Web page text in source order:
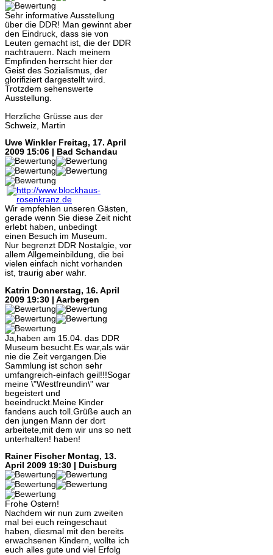
Sehr informative Ausstellung
über die DDR! Man gewinnt aber
den Eindruck, dass sie von
Leuten gemacht ist, die der DDR
nachtrauern. Nach meinem
Empfinden herrscht hier der
Geist des Sozialismus, der
glorifiziert dargestellt wird.
Trotzdem sehenswerte
Ausstellung.
Herzliche Grüsse aus der
Schweiz, Martin
Uwe Winkler Freitag, 17. April
2009 15:06 | Bad Schandau
Wir empfehlen unseren Gästen,
gerade wenn Sie diese Zeit nicht
erlebt haben, unbedingt
einen Besuch im Museum.
Nur begrenzt DDR Nostalgie, vor
allem Allgemeinbildung, die bei
vielen einfach nicht vorhanden
ist, traurig aber wahr.
Katrin Donnerstag, 16. April
2009 19:30 | Aarbergen
Ja,haben am 15.04. das DDR
Museum besucht.Es war,als wär
nie die Zeit vergangen.Die
Sammlung ist schon sehr
umfangreich-einfach geil!!!Sogar
meine \"Westfreundin\" war
begeistert und
beeindruckt.Meine Kinder
fandens auch toll.Grüße auch an
den jungen Mann der dort
arbeitete,mit dem wir uns so nett
unterhalten! haben!
Rainer Fischer Montag, 13.
April 2009 19:30 | Duisburg
Frohe Ostern!
Nachdem wir nun zum zweiten
mal bei euch reingeschaut
haben, diesmal mit den bereits
erwachsenen Kindern, wollte ich
euch alles gute und viel Erfolg